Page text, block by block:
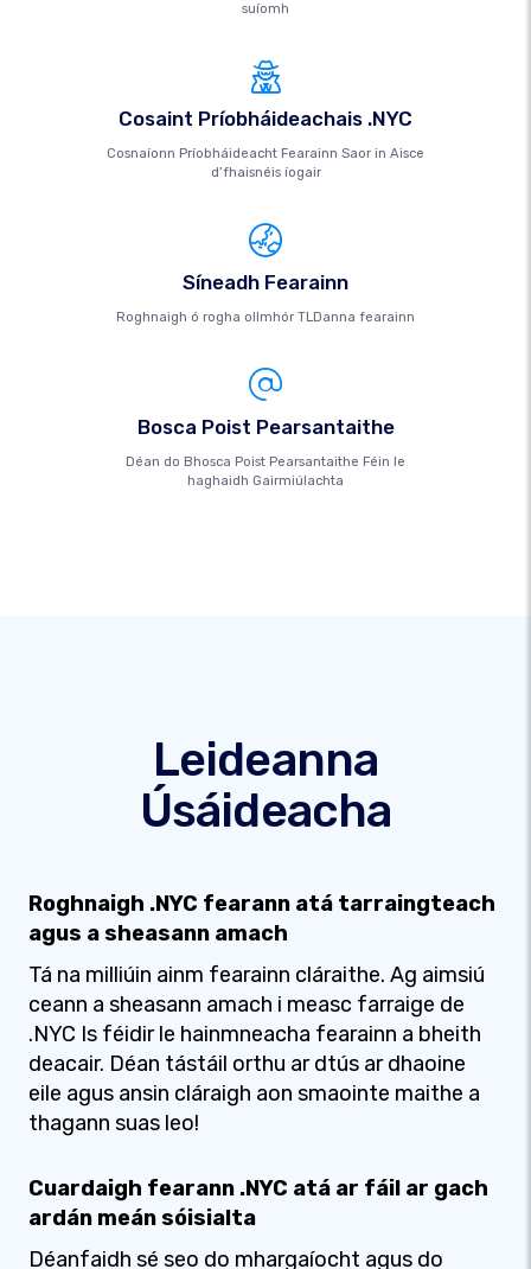
suíomh
Cosaint Príobháideachais .NYC
Cosnaíonn Príobháideacht Fearainn Saor in Aisce
d’fhaisnéis íogair
Síneadh Fearainn
Roghnaigh ó rogha ollmhór TLDanna fearainn
Bosca Poist Pearsantaithe
Déan do Bhosca Poist Pearsantaithe Féin le
haghaidh Gairmiúlachta
Leideanna
Úsáideacha
Roghnaigh .NYC fearann ​​atá tarraingteach
agus a sheasann amach
Tá na milliúin ainm fearainn cláraithe. Ag aimsiú
ceann a sheasann amach i measc farraige de
.NYC Is féidir le hainmneacha fearainn a bheith
deacair. Déan tástáil orthu ar dtús ar dhaoine
eile agus ansin cláraigh aon smaointe maithe a
thagann suas leo!
Cuardaigh fearann .NYC atá ar fáil ar gach
ardán meán sóisialta
Déanfaidh sé seo do mhargaíocht agus do